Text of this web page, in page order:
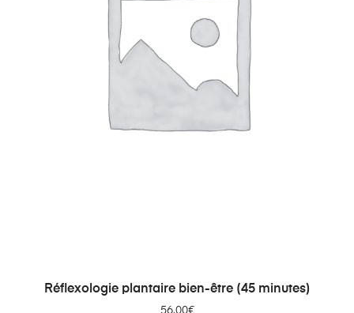
AJOUTER AU PANIER
Réflexologie plantaire bien-être (45 minutes)